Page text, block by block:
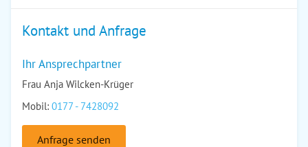
Kontakt und Anfrage
Ihr Ansprechpartner
Frau Anja Wilcken-Krüger
Mobil: 0177 - 7428092
Anfrage senden